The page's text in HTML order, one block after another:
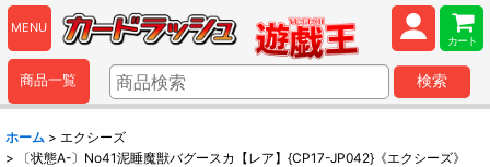
MENU
カート
商品一覧 検索
ホーム > エクシーズ
>
〔状態A-〕No41泥睡魔獣バグースカ【レア】{CP17-JP042}《エクシーズ》